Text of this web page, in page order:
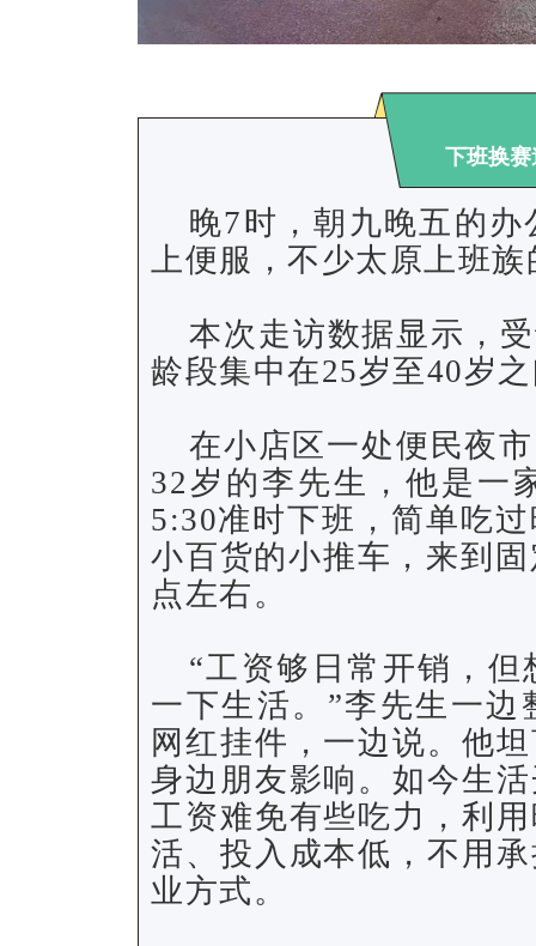
下班换
晚7时，朝九晚五的
上便服，不少太原上班
本次走访数据显示，
龄段集中在25岁至40岁
在小店区一处便民夜
32岁的李先生，他是一
5:30准时下班，简单吃
小百货的小推车，来到
点左右。
“工资够日常开销，
一下生活。”李先生一
网红挂件，一边说。他
身边朋友影响。如今生
工资难免有些吃力，利
活、投入成本低，不用
业方式。